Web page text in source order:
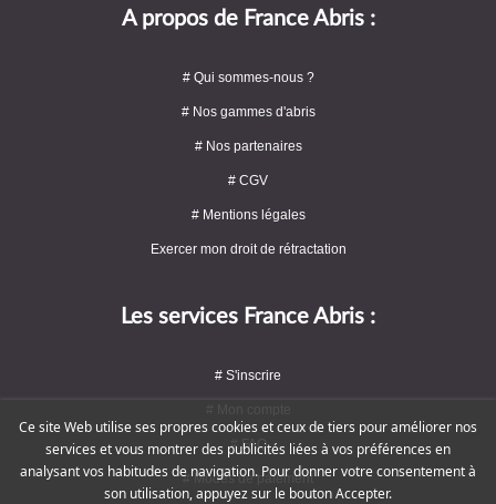
A propos de France Abris :
# Qui sommes-nous ?
# Nos gammes d'abris
# Nos partenaires
# CGV
# Mentions légales
Exercer mon droit de rétractation
Les services France Abris :
# S'inscrire
# FAQ
# Modes de paiement
Ce site Web utilise ses propres cookies et ceux de tiers pour améliorer nos
services et vous montrer des publicités liées à vos préférences en
analysant vos habitudes de navigation. Pour donner votre consentement à
son utilisation, appuyez sur le bouton Accepter.